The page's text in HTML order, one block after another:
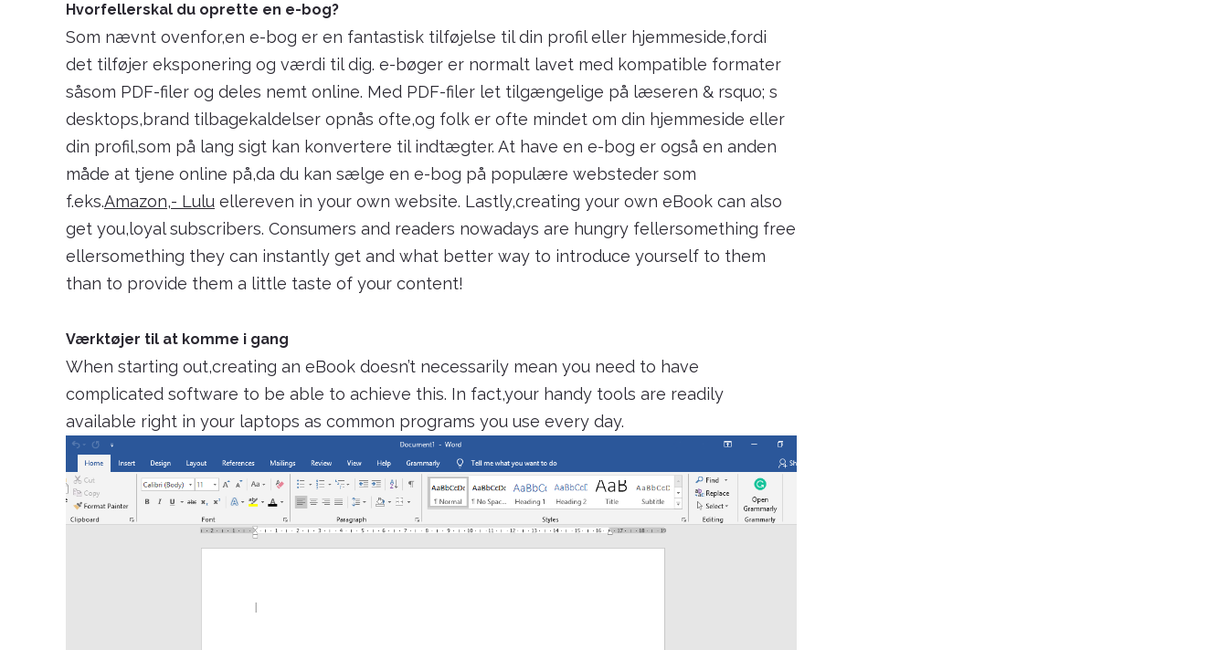
Hvorfellerskal du oprette en e-bog?
Som nævnt ovenfor,en e-bog er en fantastisk tilføjelse til din profil eller hjemmeside,fordi
det tilføjer eksponering og værdi til dig. e-bøger er normalt lavet med kompatible formater
såsom PDF-filer og deles nemt online. Med PDF-filer let tilgængelige på læseren & rsquo; s
desktops,brand tilbagekaldelser opnås ofte,og folk er ofte mindet om din hjemmeside eller
din profil,som på lang sigt kan konvertere til indtægter. At have en e-bog er også en anden
måde at tjene online på,da du kan sælge en e-bog på populære websteder som
f.eks.Amazon,- Lulu ellereven in your own website. Lastly,creating your own eBook can also
get you,loyal subscribers. Consumers and readers nowadays are hungry fellersomething free
ellersomething they can instantly get and what better way to introduce yourself to them
than to provide them a little taste of your content!
Værktøjer til at komme i gang
When starting out,creating an eBook doesn’t necessarily mean you need to have
complicated software to be able to achieve this. In fact,your handy tools are readily
available right in your laptops as common programs you use every day.